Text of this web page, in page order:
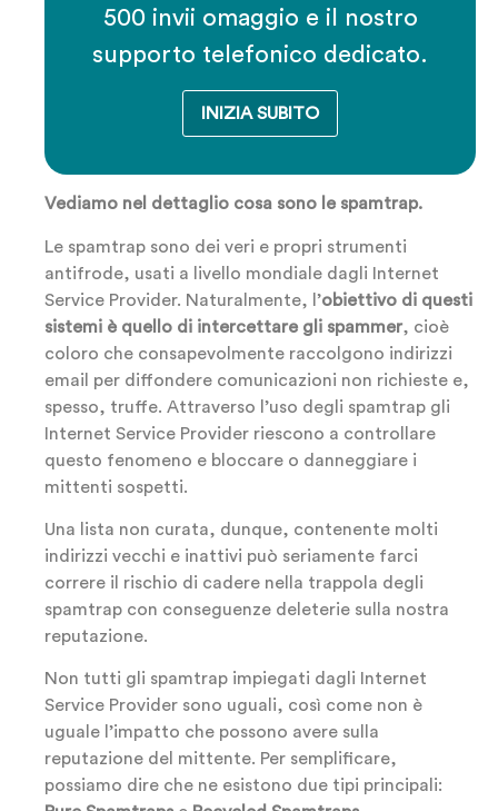
500 invii omaggio e il nostro
supporto telefonico dedicato.
INIZIA SUBITO
Vediamo nel dettaglio cosa sono le spamtrap.
Le spamtrap sono dei veri e propri strumenti
antifrode, usati a livello mondiale dagli Internet
Service Provider. Naturalmente, l’obiettivo di questi
sistemi è quello di intercettare gli spammer, cioè
coloro che consapevolmente raccolgono indirizzi
email per diffondere comunicazioni non richieste e,
spesso, truffe. Attraverso l’uso degli spamtrap gli
Internet Service Provider riescono a controllare
questo fenomeno e bloccare o danneggiare i
mittenti sospetti.
Una lista non curata, dunque, contenente molti
indirizzi vecchi e inattivi può seriamente farci
correre il rischio di cadere nella trappola degli
spamtrap con conseguenze deleterie sulla nostra
reputazione.
Non tutti gli spamtrap impiegati dagli Internet
Service Provider sono uguali, così come non è
uguale l’impatto che possono avere sulla
reputazione del mittente. Per semplificare,
possiamo dire che ne esistono due tipi principali: